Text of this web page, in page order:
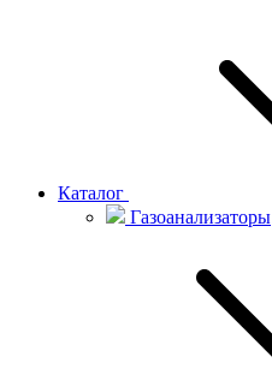
Каталог
Газоанализаторы